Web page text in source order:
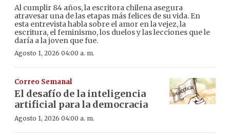
Al cumplir 84 años, la escritora chilena asegura
atravesar una de las etapas más felices de su vida. En
esta entrevista habla sobre el amor en la vejez, la
escritura, el feminismo, los duelos y las lecciones que le
daría a la joven que fue.
Agosto 1, 2026 04:00 a. m.
Correo Semanal
El desafío de la inteligencia
artificial para la democracia
Agosto 1, 2026 04:00 a. m.